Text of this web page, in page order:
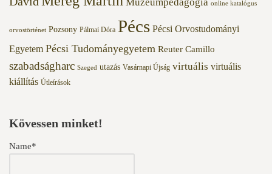
Múzeumpedagógia online katalógus
orvostörténet Pozsony Pálmai Dóra Pécs Pécsi Orvostudományi
Egyetem Pécsi Tudományegyetem Reuter Camillo
szabadságharc Szeged utazás Vasárnapi Újság virtuális virtuális
kiállítás Útleírások
Kövessen minket!
Name*